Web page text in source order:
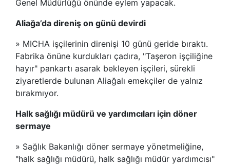
Genel Müdürlüğü önünde eylem yapacak.
Aliağa’da direniş on günü devirdi
» MICHA işçilerinin direnişi 10 günü geride bıraktı.
Fabrika önüne kurdukları çadıra, "Taşeron işçiliğine
hayır" pankartı asarak bekleyen işçileri, sürekli
ziyaretlerde bulunan Aliağalı emekçiler de yalnız
bırakmıyor.
Halk sağlığı müdürü ve yardımcıları için döner
sermaye
» Sağlık Bakanlığı döner sermaye yönetmeliğine,
"halk sağlığı müdürü, halk sağlığı müdür yardımcısı"